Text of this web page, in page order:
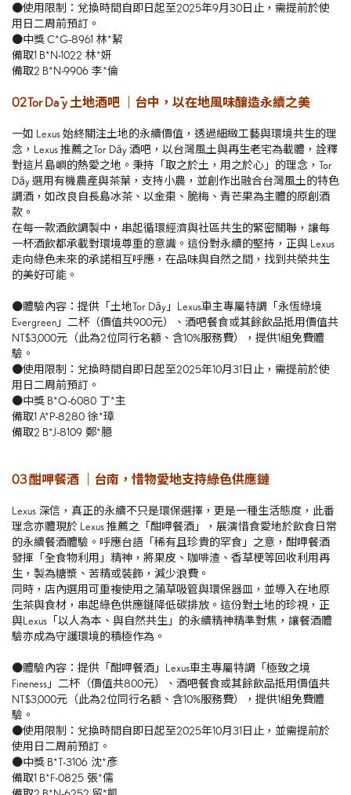
●使用限制：兌換時間自即日起至2025年9月30日止，需提前於使
用日二周前預訂。
●中獎 C*G-8961 林*絜
備取1 B*N-1022 林*妍
備取2 B*N-9906 李*倫
02 Tor Da ̄y 土地酒吧 ｜台中，以在地風味釀造永續之美
一如 Lexus 始終關注土地的永續價值，透過細緻工藝與環境共生的理
念，Lexus 推薦之Tor Dāy 酒吧，以台灣風土與再生老宅為載體，詮釋
對這片島嶼的熱愛之地。秉持「取之於土，用之於心」的理念，Tor
Dāy 選用有機農產與茶葉，支持小農，並創作出融合台灣風土的特色
調酒，如改良自長島冰茶、以金棗、脆梅、青芒果為主體的原創酒
款。
在每一款酒飲調製中，串起循環經濟與社區共生的緊密關聯，讓每
一杯酒飲都承載對環境尊重的意識。這份對永續的堅持，正與 Lexus
走向綠色未來的承諾相互呼應，在品味與自然之間，找到共榮共生
的美好可能。
●體驗內容：提供「土地Tor Dāy」Lexus車主專屬特調「永恆綠境
Evergreen」二杯（價值共900元）、酒吧餐食或其餘飲品抵用價值共
NT$3,000元（此為2位同行名額、含10%服務費），提供1組免費體
驗。
●使用限制：兌換時間自即日起至2025年10月31日止，需提前於使
用日二周前預訂。
●中獎 B*Q-6080 丁*主
備取1 A*P-8280 徐*璋
備取2 B*J-8109 鄭*臆
03 酣呷餐酒 ｜台南，惜物愛地支持綠色供應鏈
Lexus 深信，真正的永續不只是環保選擇，更是一種生活態度，此番
理念亦體現於 Lexus 推薦之「酣呷餐酒」，展演惜食愛地於飲食日常
的永續餐酒體驗。呼應台語「稀有且珍貴的罕食」之意，酣呷餐酒
發揮「全食物利用」精神，將果皮、咖啡渣、香草梗等回收利用再
生，製為糖漿、苦精或裝飾，減少浪費。
同時，店內選用可重複使用之蒲草吸管與環保器皿，並導入在地原
生茶與食材，串起綠色供應鏈降低碳排放。這份對土地的珍視，正
與Lexus「以人為本、與自然共生」的永續精神精準對焦，讓餐酒體
驗亦成為守護環境的積極作為。
●體驗內容：提供「酣呷餐酒」Lexus車主專屬特調「極致之境
Fineness」二杯（價值共800元）、酒吧餐食或其餘飲品抵用價值共
NT$3,000元（此為2位同行名額、含10%服務費），提供1組免費體
驗。
●使用限制：兌換時間自即日起至2025年10月31日止，並需提前於
使用日二周前預訂。
●中獎 B*T-3106 沈*彥
備取1 B*F-0825 張*儒